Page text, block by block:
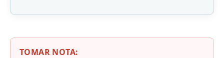
TOMAR NOTA: